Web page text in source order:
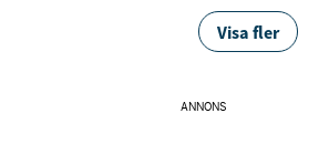
Visa fler
ANNONS